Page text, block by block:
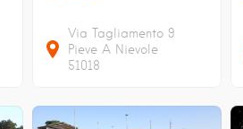
Via Tagliamento 9
Pieve A Nievole
51018